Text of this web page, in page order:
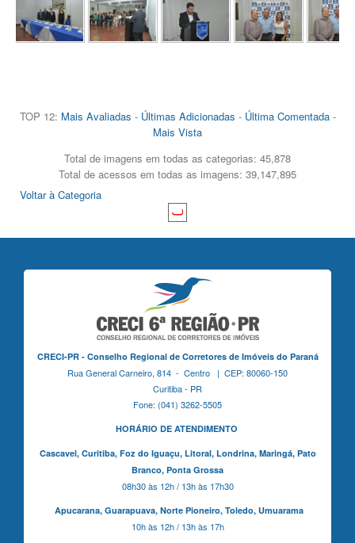
TOP 12: Mais Avaliadas - Últimas Adicionadas - Última Comentada-
Mais Vista
Total de imagens em todas as categorias: 45,878
Total de acessos em todas as imagens: 39,147,895
Voltar à Categoria
CRECI-PR - Conselho Regional de Corretores de Imóveis do Paraná
Rua General Carneiro, 814 - Centro | CEP: 80060-150
Curitiba - PR
Fone: (041) 3262-5505
HORÁRIO DE ATENDIMENTO
Cascavel, Curitiba,Foz do Iguaçu, Litoral, Londrina, Maringá, Pato
Branco, Ponta Grossa
08h30 às 12h / 13h às 17h30
Apucarana, Guarapuava, Norte Pioneiro, Toledo, Umuarama
10h às 12h / 13h às 17h